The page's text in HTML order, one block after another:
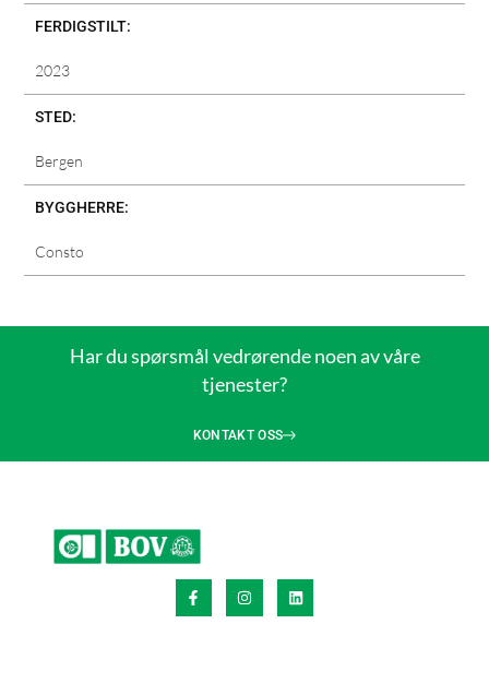
FERDIGSTILT:
2023
STED:
Bergen
BYGGHERRE:
Consto
Har du spørsmål vedrørende noen av våre
tjenester?
KONTAKT OSS